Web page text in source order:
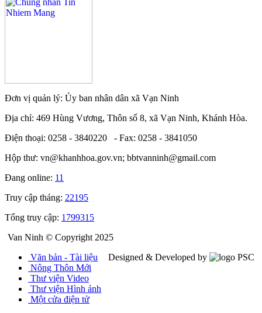
Đơn vị quản lý: Ủy ban nhân dân xã Vạn Ninh
Địa chỉ: 469 Hùng Vương, Thôn số 8, xã Vạn Ninh, Khánh Hòa.
Điện thoại: 0258 - 3840220 - Fax: 0258 - 3841050
Hộp thư: vn@khanhhoa.gov.vn; bbtvanninh@gmail.com
Đang online: 11
Truy cập tháng: 22195
Tổng truy cập: 1799315
Van Ninh © Copyright 2025
Designed & Developed by
Văn bản - Tài liệu
Nông Thôn Mới
Thư viện Video
Thư viện Hình ảnh
Một cửa điện tử